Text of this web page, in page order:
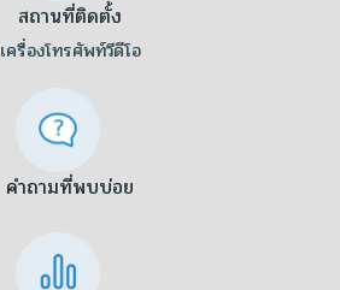
สถานที่ติดตั้ง
เครื่องโทรศัพท์วีดีโอ
คำถามที่พบบ่อย